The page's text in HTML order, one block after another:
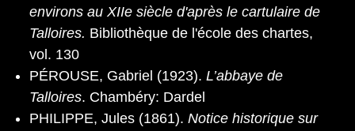
environs au XIIe siècle d'après le cartulaire de
Talloires. Bibliothèque de l'école des chartes,
vol. 130
PÉROUSE, Gabriel (1923). L’abbaye de
Talloires. Chambéry: Dardel
PHILIPPE, Jules (1861). Notice historique sur